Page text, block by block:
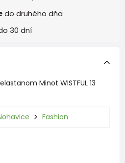
do druhého dňa
30 dní
Minot WISTFUL 13
Fashion